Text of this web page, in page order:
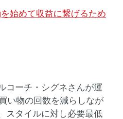
始めて収益に繋げるため
コーチ・シグネさんが運
い物の回数を減らしなが
スタイルに対し必要最低